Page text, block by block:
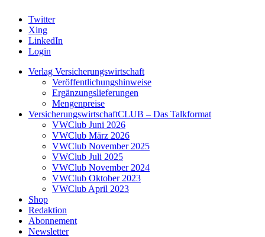
Twitter
Xing
LinkedIn
Login
Verlag Versicherungswirtschaft
Veröffentlichungshinweise
Ergänzungslieferungen
Mengenpreise
VersicherungswirtschaftCLUB – Das Talkformat
VWClub Juni 2026
VWClub März 2026
VWClub November 2025
VWClub Juli 2025
VWClub November 2024
VWClub Oktober 2023
VWClub April 2023
Shop
Redaktion
Abonnement
Newsletter